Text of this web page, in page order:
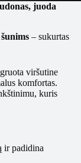
juoda
– sukurtas
viršutine
komfortas.
kuris
ir padidina